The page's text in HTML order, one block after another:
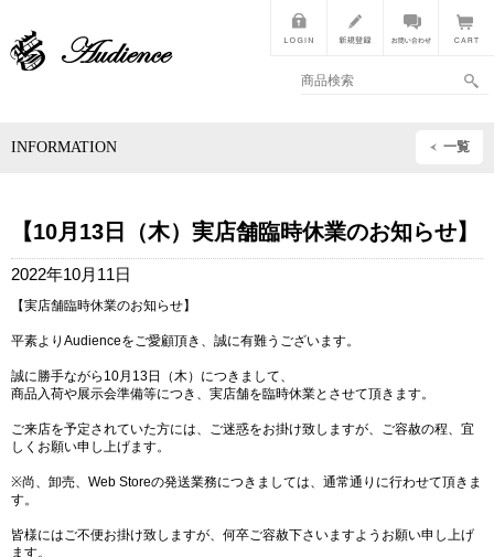
INFORMATION 一覧
【10月13日（木）実店舗臨時休業のお知らせ】
2022年10月11日
【実店舗臨時休業のお知らせ】
平素よりAudienceをご愛顧頂き、誠に有難うございます。
誠に勝手ながら10月13日（木）につきまして、
商品入荷や展示会準備等につき、実店舗を臨時休業とさせて頂きます。
ご来店を予定されていた方には、ご迷惑をお掛け致しますが、ご容赦の程、宜
しくお願い申し上げます。
※尚、卸売、Web Storeの発送業務につきましては、通常通りに行わせて頂きま
す。
皆様にはご不便お掛け致しますが、何卒ご容赦下さいますようお願い申し上げ
ます。